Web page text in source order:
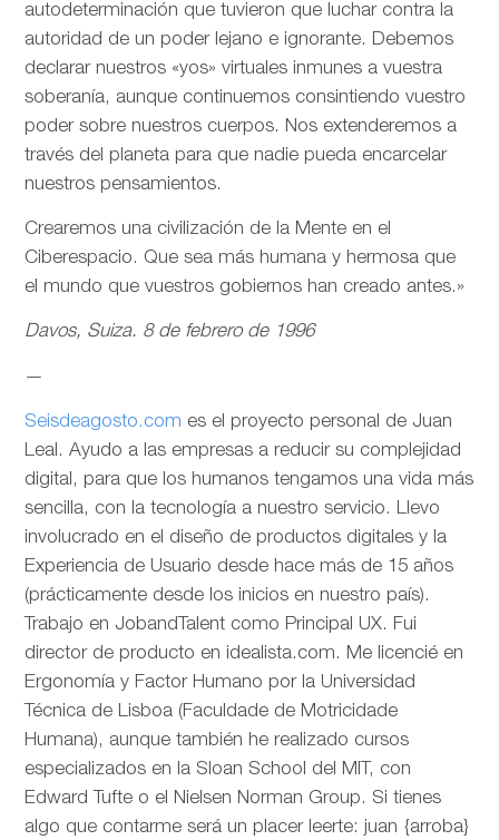
autodeterminación que tuvieron que luchar contra la
autoridad de un poder lejano e ignorante. Debemos
declarar nuestros «yos» virtuales inmunes a vuestra
soberanía, aunque continuemos consintiendo vuestro
poder sobre nuestros cuerpos. Nos extenderemos a
través del planeta para que nadie pueda encarcelar
nuestros pensamientos.
Crearemos una civilización de la Mente en el
Ciberespacio. Que sea más humana y hermosa que
el mundo que vuestros gobiernos han creado antes.»
Davos, Suiza. 8 de febrero de 1996
—
Seisdeagosto.com es el proyecto personal de Juan
Leal. Ayudo a las empresas a reducir su complejidad
digital, para que los humanos tengamos una vida más
sencilla, con la tecnología a nuestro servicio. Llevo
involucrado en el diseño de productos digitales y la
Experiencia de Usuario desde hace más de 15 años
(prácticamente desde los inicios en nuestro país).
Trabajo en JobandTalent como Principal UX. Fui
director de producto en idealista.com. Me licencié en
Ergonomía y Factor Humano por la Universidad
Técnica de Lisboa (Faculdade de Motricidade
Humana), aunque también he realizado cursos
especializados en la Sloan School del MIT, con
Edward Tufte o el Nielsen Norman Group. Si tienes
algo que contarme será un placer leerte: juan {arroba}